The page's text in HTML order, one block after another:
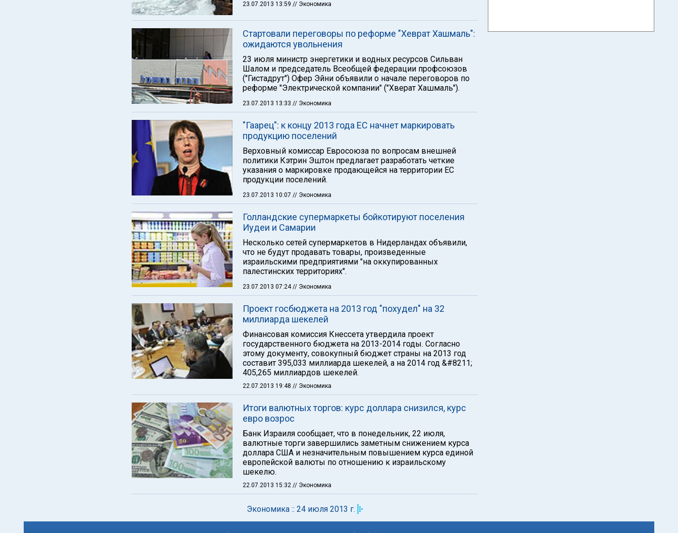
23.07.2013 13:59 // Экономика
Стартовали переговоры по реформе "Хеврат Хашмаль":
ожидаются увольнения
23 июля министр энергетики и водных ресурсов Сильван
Шалом и председатель Всеобщей федерации профсоюзов
("Гистадрут") Офер Эйни объявили о начале переговоров по
реформе "Электрической компании" ("Хверат Хашмаль").
23.07.2013 13:33 // Экономика
"Гаарец": к концу 2013 года ЕС начнет маркировать
продукцию поселений
Верховный комиссар Евросоюза по вопросам внешней
политики Кэтрин Эштон предлагает разработать четкие
указания о маркировке продающейся на территории ЕС
продукции поселений.
23.07.2013 10:07 // Экономика
Голландские супермаркеты бойкотируют поселения
Иудеи и Самарии
Несколько сетей супермаркетов в Нидерландах объявили,
что не будут продавать товары, произведенные
израильскими предприятиями "на оккупированных
палестинских территориях".
23.07.2013 07:24// Экономика
Проект госбюджета на 2013 год "похудел" на 32
миллиарда шекелей
Финансовая комиссия Кнессета утвердила проект
государственного бюджета на 2013-2014 годы. Согласно
этому документу, совокупный бюджет страны на 2013 год
составит 395,033 миллиарда шекелей, а на 2014 год &#8211;
405,265 миллиардов шекелей.
22.07.2013 19:48 // Экономика
Итоги валютных торгов: курс доллара снизился, курс
евро возрос
Банк Израиля сообщает, что в понедельник, 22 июля,
валютные торги завершились заметным снижением курса
доллара США и незначительным повышением курса единой
европейской валюты по отношению к израильскому
шекелю.
22.07.2013 15:32 // Экономика
Экономика :: 24 июля 2013 г.